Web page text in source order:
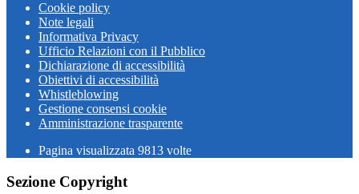
Cookie policy
Note legali
Informativa Privacy
Ufficio Relazioni con il Pubblico
Dichiarazione di accessibilità
Obiettivi di accessibilità
Whistleblowing
Gestione consensi cookie
Amministrazione trasparente
Pagina visualizzata 9813 volte
Sezione Copyright